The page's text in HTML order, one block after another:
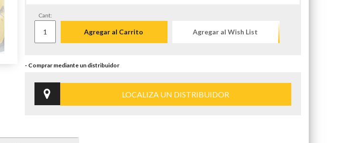
Cant:
Agregar al Carrito Agregar al Wish List
LOCALIZA UN DISTRIBUIDOR